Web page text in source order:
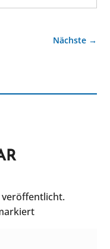
Nächste→
veröffentlicht.